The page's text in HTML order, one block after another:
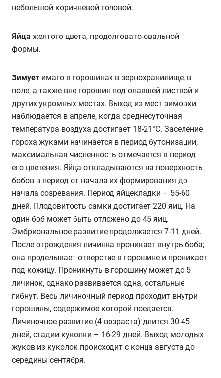
небольшой коричневой головой.
Яйца желтого цвета, продолговато-овальной
формы.
Зимует имаго в горошинах в зернохранилище, в
поле, а также вне горошин под опавшей листвой и
других укромных местах. Выход из мест зимовки
наблюдается в апреле, когда среднесуточная
температура воздуха достигает 18-21°C. Заселение
гороха жуками начинается в период бутонизации,
максимальная численность отмечается в период
его цветения. Яйца откладываются на поверхность
бобов в период от начала их формирования до
начала созревания. Период яйцекладки – 55-60
дней. Плодовитость самки достигает 220 яиц. На
один боб может быть отложено до 45 яиц.
Эмбриональное развитие продолжается 7-11 дней.
После отрождения личинка проникает внутрь боба;
она проделывает отверстие в горошине и проникает
под кожицу. Проникнуть в горошину может до 5
личинок, однако развивается одна, остальные
гибнут. Весь личиночный период проходит внутри
горошины, содержимое которой поедается.
Личиночное развитие (4 возраста) длится 30-45
дней, стадии куколки – 16-29 дней. Выход молодых
жуков из куколок происходит с конца августа до
середины сентября.